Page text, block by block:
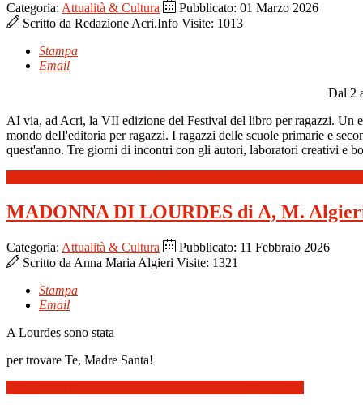
Categoria: Attualità & Cultura
Pubblicato: 01 Marzo 2026
Scritto da Redazione Acri.Info Visite: 1013
Stampa
Email
Dal 2
AI via, ad Acri, la VII edizione del Festival del libro per ragazzi. Un
mondo deII'editoria per ragazzi. I ragazzi delle scuole primarie e
quest'anno. Tre giorni di incontri con gli autori, laboratori creativi e
MADONNA DI LOURDES di A, M.
Categoria: Attualità & Cultura
Pubblicato: 11 Febbraio 2026
Scritto da Anna Maria Algieri Visite: 1321
Stampa
Email
A Lourdes sono stata
pertrovare Te, Madre Santa!